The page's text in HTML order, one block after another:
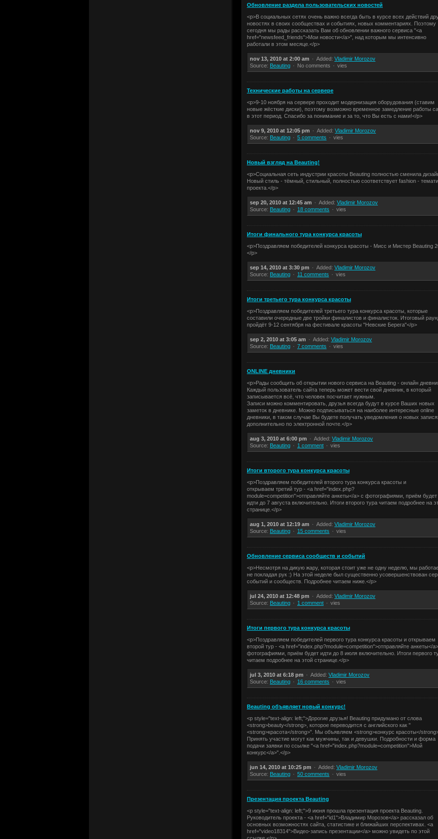
Обновление раздела пользовательских новостей
<p>В социальных сетях очень важно всегда быть в курсе всех действий
новостях в своих сообществах и событиях, новых комментариях. Поэтому
сегодня мы рады рассказать Вам об обновлении важного сервиса "<a
href="newsfeed_friends">Мои новости</a>", над которым мы интенсивно
работали в этом месяце.</p>
nov 13, 2010 at 2:00 am Added: Vladimir Morozov
Source: Beauting No comments vies
Технические работы на сервере
<p>9-10 ноября на сервере проходит модернизация оборудования (ставим
новые жёсткие диски), поэтому возможно временное замедление работы
в этот период. Спасибо за понимание и за то, что Вы есть с нами!</p>
nov 9, 2010 at 12:05 pm Added: Vladimir Morozov
Source: Beauting 5 comments vies
Новый взгляд на Beauting!
<p>Социальная сеть индустрии красоты Beauting полностью сменила
Новый стиль - тёмный, стильный, полностью соответствует fashion -
проекта.</p>
sep 20, 2010 at 12:45 am Added: Vladimir Morozov
Source: Beauting 18 comments vies
Итоги финального тура конкурса красоты
<p>Поздравляем победителей конкурса красоты - Мисс и Мистер Beauting
</p>
sep 14, 2010 at 3:30 pm Added: Vladimir Morozov
Source: Beauting 11 comments vies
Итоги третьего тура конкурса красоты
<p>Поздравляем победителей третьего тура конкурса красоты, которые
составили очередные две тройки финалистов и финалисток. Итоговый
пройдёт 9-12 сентября на фестивале красоты "Невские Берега"</p>
sep 2, 2010 at 3:05 am Added: Vladimir Morozov
Source: Beauting 7 comments vies
ONLINE дневники
<p>Рады сообщить об открытии нового сервиса на Beauting - онлайн
Каждый пользователь сайта теперь может вести свой дневник, в который
записывается всё, что человек посчитает нужным.
Записи можно комментировать, друзья всегда будут в курсе Ваших новых
заметок в дневнике. Можно подписываться на наиболее интересные online
дневники, в таком случае Вы будете получать уведомления о новых
дополнительно по электронной почте.</p>
aug 3, 2010 at 6:00 pm Added: Vladimir Morozov
Source: Beauting 1 comment vies
Итоги второго тура конкурса красоты
<p>Поздравляем победителей второго тура конкурса красоты и
открываем третий тур - <a href="index.php?
module=competition">отправляйте анкеты</a> с фотографиями, приём будет
идти до 7 августа включительно. Итоги второго тура читаем подробнее на
странице.</p>
aug 1, 2010 at 12:19 am Added: Vladimir Morozov
Source: Beauting 15 comments vies
Обновление сервиса сообществ и событий
<p>Несмотря на дикую жару, которая стоит уже не одну неделю, мы
не покладая рук :) На этой неделе был существенно усовершенствован
событий и сообществ. Подробнее читаем ниже.</p>
jul 24, 2010 at 12:48 pm Added: Vladimir Morozov
Source: Beauting 1 comment vies
Итоги первого тура конкурса красоты
<p>Поздравляем победителей первого тура конкурса красоты и открываем
второй тур - <a href="index.php?module=competition">отправляйте анкеты</
фотографиями, приём будет идти до 8 июля включительно. Итоги первого
читаем подробнее на этой странице.</p>
jul 3, 2010 at 6:18 pm Added: Vladimir Morozov
Source: Beauting 16 comments vies
Beauting объявляет новый конкурс!
<p style="text-align: left;">Дорогие друзья! Beauting придумано от слова
<strong>beauty</strong>, которое переводится с английского как "
<strong>красота</strong>". Мы объявляем <strong>конкурс красоты</
Принять участие могут как мужчины, так и девушки. Подробности и форма
подачи заявки по ссылке "<a href="index.php?module=competition">Мой
конкурс</a>".</p>
jun 14, 2010 at 10:25 pm Added: Vladimir Morozov
Source: Beauting 50 comments vies
Презентация проекта Beauting
<p style="text-align: left;">9 июня прошла презентация проекта Beauting.
Руководитель проекта - <a href="id1">Владимир Морозов</a> рассказал об
основных возможностях сайта, статистике и ближайших перспективах. <a
href="video18314">Видео-запись презентации</a> можно увидеть по этой